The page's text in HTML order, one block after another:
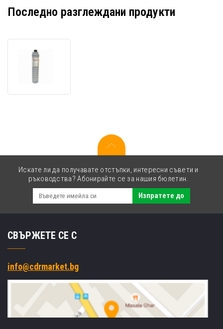
Последно разглеждани продукти
оригинален
Искате ли да получавате отстъпки, интересни съвети и
ръководства? Абонирайте се за нашия бюлетин.
Изпратете до
СВЪРЖЕТЕ СЕ С
info@cdrmarket.bg